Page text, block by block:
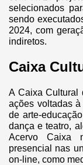
selecionados
sendo
2024, com
indiretos.
Caixa
A Caixa Cultural
ações voltadas
de arte-
dança e teatro,
Acervo Caixa
presencial nas
on-line, como